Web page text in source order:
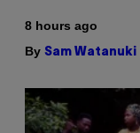
8 hours ago
By Sam Watanuki